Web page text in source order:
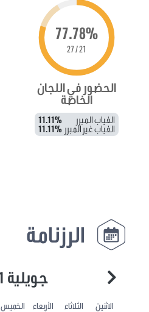
77.78%
21 / 27
الحضور في اللجان
الخاصة
الغياب المبرر 11.11%
الغياب غير المبرر 11.11%
الرزنامة
جويلية 2021
الاثنين الثلاثاء الأربعاء الخميس